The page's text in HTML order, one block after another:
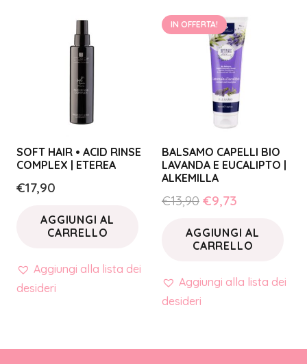
SOFT HAIR • ACID RINSE
COMPLEX | ETEREA
€17,90
AGGIUNGI AL
CARRELLO
Aggiungi alla lista dei
desideri
IN OFFERTA!
BALSAMO CAPELLI BIO
LAVANDA E EUCALIPTO |
ALKEMILLA
€13,90 Il
originale
era:
€9,73
attuale
è:
AGGIUNGI AL
CARRELLO
Aggiungi alla lista dei
desideri